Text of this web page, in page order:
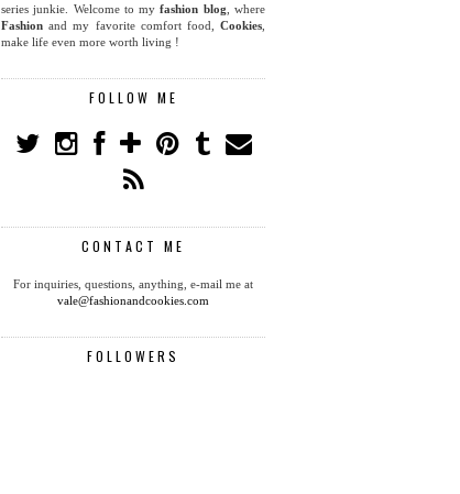
series junkie. Welcome to myfashion blog , where
Fashion and my favorite comfort food, Cookies
make life even more worth living !
FOLLOW ME
CONTACT ME
For inquiries, questions, anything, e-mail me at
vale@fashionandcookies.com
FOLLOWERS